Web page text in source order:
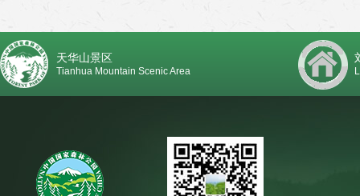
天华山景区
Tianhua Mountain Scenic Area